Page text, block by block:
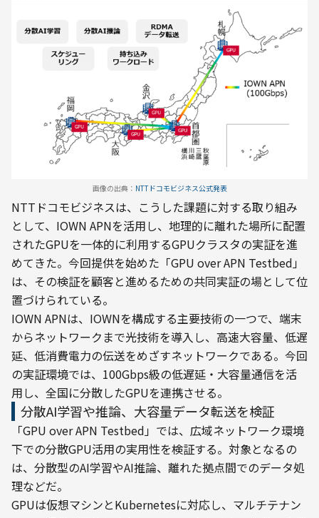
画像の出典： NTTドコモビジネス公式発表
NTTドコモビジネスは、こうした課題に対する取り組み
として、IOWN APNを活用し、地理的に離れた場所に配置
されたGPUを一体的に利用するGPUクラスタの実証を進
めてきた。今回提供を始めた「GPU over APN Testbed」
は、その検証を顧客と進めるための共同実証の場として位
置づけられている。
IOWN APNは、IOWNを構成する主要技術の一つで、端末
からネットワークまで光技術を導入し、高速大容量、低遅
延、低消費電力の伝送をめざすネットワークである。今回
の実証環境では、100Gbps級の低遅延・大容量通信を活
用し、全国に分散したGPUを連携させる。
分散AI学習や推論、大容量データ転送を検証
「GPU over APN Testbed」では、広域ネットワーク環境
下での分散GPU活用の実用性を検証する。対象となるの
は、分散型のAI学習やAI推論、離れた拠点間でのデータ処
理などだ。
GPUは仮想マシンとKubernetesに対応し、マルチテナン